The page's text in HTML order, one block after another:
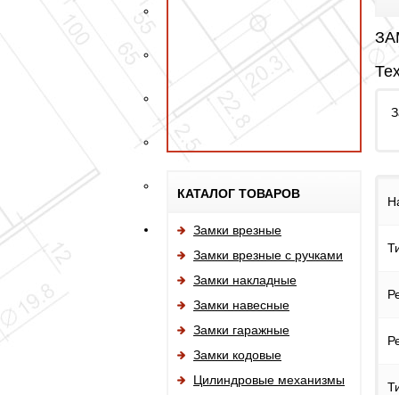
КАТАЛОГ ТОВАРОВ
Замки врезные
Замки врезные с ручками
Замки накладные
Замки навесные
Замки гаражные
Замки кодовые
Цилиндровые механизмы